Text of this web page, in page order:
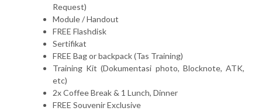
Request)
Module / Handout
FREE Flashdisk
Sertifikat
FREE Bag or backpack (Tas Training)
Training Kit (Dokumentasi photo, Blocknote, ATK,
etc)
2x Coffee Break & 1 Lunch, Dinner
FREE Souvenir Exclusive